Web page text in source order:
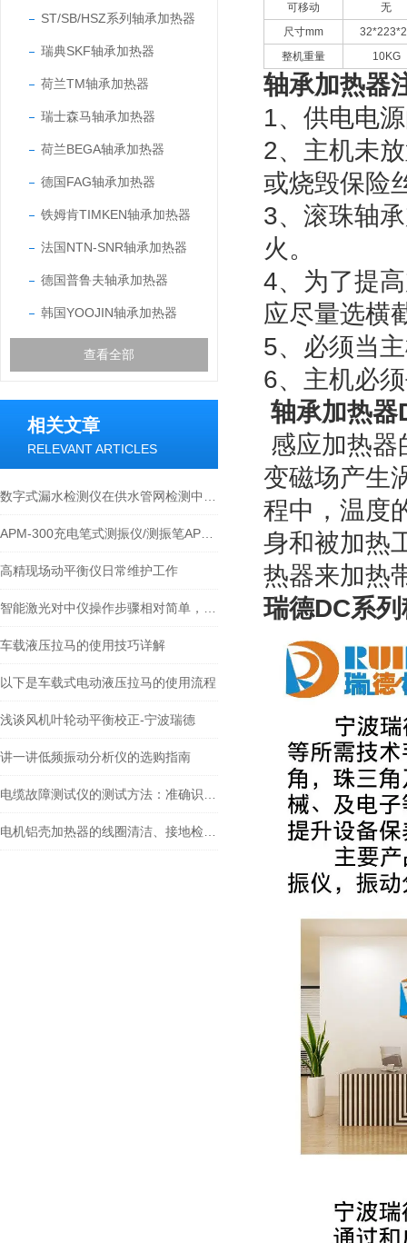
ST/SB/HSZ系列轴承加热器
瑞典SKF轴承加热器
荷兰TM轴承加热器
瑞士森马轴承加热器
荷兰BEGA轴承加热器
德国FAG轴承加热器
铁姆肯TIMKEN轴承加热器
法国NTN-SNR轴承加热器
德国普鲁夫轴承加热器
韩国YOOJIN轴承加热器
查看全部
相关文章
RELEVANT ARTICLES
高精现场动平衡仪日常维护工作
车载液压拉马的使用技巧详解
以下是车载式电动液压拉马的使用流程
浅谈风机叶轮动平衡校正-宁波瑞德
讲一讲低频振动分析仪的选购指南
可移动
无
尺寸mm
整机重量
10KG
轴承加热器
1、供电电
2、主机未
或烧毁保险
3、滚珠轴
火。
4、为了提
应尽量选横
5、必须当
6、 主机必
轴承加热器
感应加热器
变磁场产生
程中，温度
身和被加热
热器来加热
瑞德DC系